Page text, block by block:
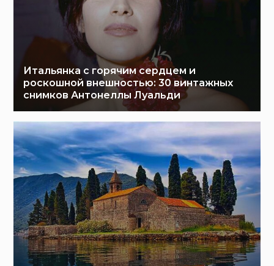
Итальянка с горячим сердцем и
роскошной внешностью: 30 винтажных
снимков Антонеллы Луальди